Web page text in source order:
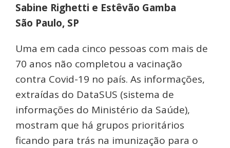
Sabine Righetti e Estêvão Gamba
São Paulo, SP
Uma em cada cinco pessoas com mais de
70 anos não completou a vacinação
contra Covid-19 no país. As informações,
extraídas do DataSUS (sistema de
informações do Ministério da Saúde),
mostram que há grupos prioritários
ficando para trás na imunização para o